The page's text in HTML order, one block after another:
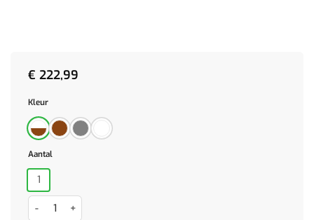
€ 222,99
Kleur
Aantal
1
Kledingkast Hill 2 deuren 89x50x170 cm massief grenenhout wit